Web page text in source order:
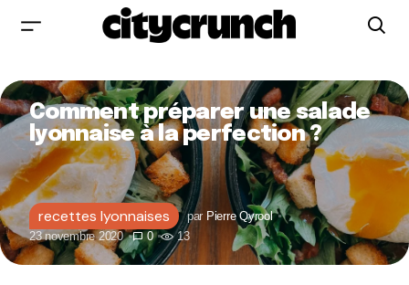
Comment préparer une salade
lyonnaise à la perfection ?
recettes lyonnaises par Pierre Qyrool
23 novembre 2020
0 13